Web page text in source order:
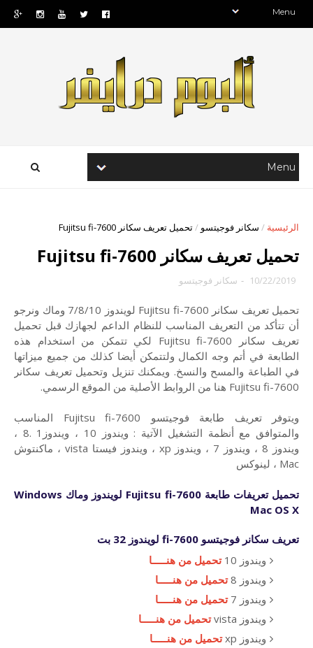
الرئيسية / سكانر فوجيتسو /تحميل تعريف سكانر Fujitsu fi-7600
تحميل تعريف سكانر Fujitsu fi-7600
10/22/2019
- سكانر فوجيتسو
تحميل تعريف سكانر Fujitsu fi-7600 لويندوز 7/8/10 وماك ونرجو
أن تتأكد من التعريف المناسب للنظام الداعم لجهازك قبل تحميل
تعريف سكانر Fujitsu fi-7600 لكي تتمكن من استخدام هذه
الطابعة في أتم وجه الكمال ولتتمكن أيضا كذلك من جميع ميزاتها
في الطباعة والمسح والنسخ. ويمكنك تنزيل وتحميل تعريف سكانر
Fujitsu fi-7600 هنا من الروابط الأصلية من الموقع الرسمي.
ويتوفر تعريف طابعة فوجيتسو Fujitsu fi-7600 المناسب
والمتوافق مع أنظمة التشغيل الآتية : ويندوز 10 ، ويندوز1 .8 ،
ويندوز 8 ، ويندوز 7 ، ويندوز xp ، ويندوز فيستا vista ، ماكنتوش
Mac ، لينوكس
تحميل تعريفاتطابعة
Fujitsu fi-7600 لويندوز وماك Windows
Mac OS X
تعريف سكانر فوجيتسو fi-7600 لويندوز 32 بت
ويندوز 10
تحميل من هنـــــا
ويندوز 8
تحميل من هنـــــا
ويندوز 7
تحميل من هنـــــا
ويندوز vista
تحميل من هنـــــا
ويندوز xp
تحميل من هنـــــا